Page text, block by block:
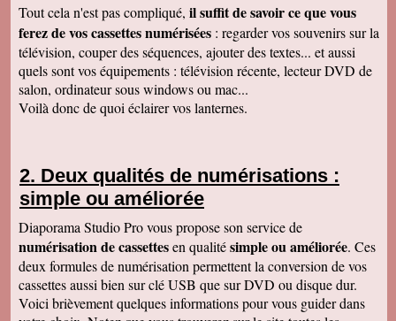
Bonjour, super ! Suite au super résultat de la
première cassette, mes grands-parents ont
décidé de toutes les faire pour pouvoir voir a
nouveau ces souvenirs sur la télé :)
Cordialement
Cécile M
Bonjour. Je viens de recevoir le colis et je suis
en train de regarder les films sur mon ordinateur.
Amandine L
Bonjour nous avons bien reçus les cassettes et
les vidéos sont supers ! Merci beaucoup
Cordialement,
Jean-Marie B
Colis bien reçu ça marche en direct sur la TV.
Merci beaucoup. Des amis vont vous contacter
de ma part. Bonne continuation
Alain L
Tout cela n'est pas compliqué, il suffit de savoir ce que vous
ferez de vos cassettes numérisées : regarder vos souvenirs sur la
télévision, couper des séquences, ajouter des textes... et aussi
quels sont vos équipements : télévision récente, lecteur DVD de
salon, ordinateur sous windows ou mac...
Voilà donc de quoi éclairer vos lanternes.
Deux qualités de numérisations :
simple ou améliorée
Diaporama Studio Pro vous propose son service de
numérisation de cassettesen qualitésimple ou améliorée. Ces
deux formules de numérisation permettent la conversion de vos
cassettes aussi bien sur clé USB que sur DVD ou disque dur.
Voici brièvement quelques informations pour vous guider dans